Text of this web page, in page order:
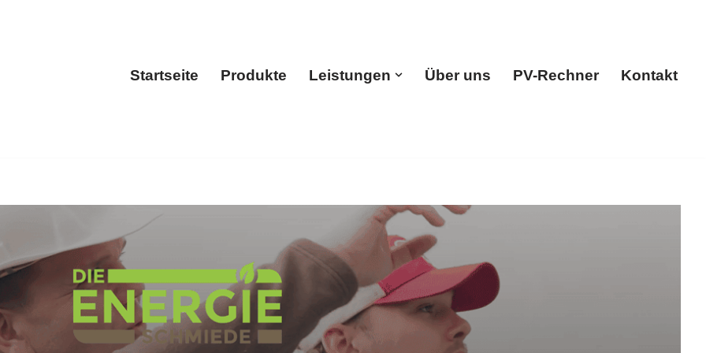
Startseite Produkte Leistungen Über uns PV-Rechner Kontakt